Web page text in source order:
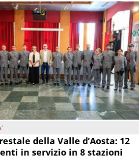
della Valle d’Aosta: 12
in servizio in 8 stazioni